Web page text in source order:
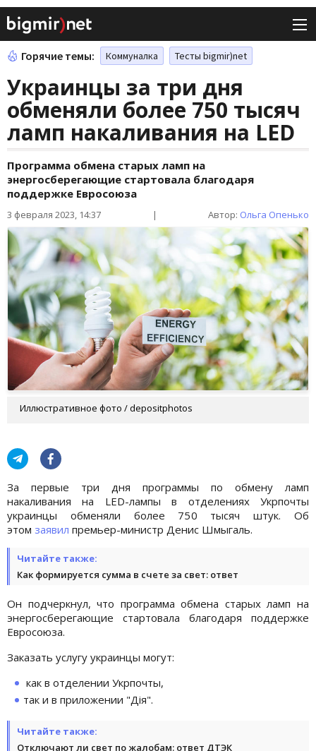
Горячие темы: Коммуналка Тесты bigmir)net
Украинцы за три дня
обменяли более 750 тысяч
ламп накаливания на LED
Программа обмена старых ламп на
энергосберегающие стартовала благодаря
поддержке Евросоюза
3 февраля 2023, 14:37 | Автор: Ольга Опенько
Иллюстративное фото / depositphotos
За первые три дня программы по обмену ламп
накаливания на LED-лампы в отделениях Укрпочты
украинцы обменяли более 750 тысяч штук. Об
этом заявил премьер-министр Денис Шмыгаль.
Читайте также:
Как формируется сумма в счете за свет: ответ
Он подчеркнул, что программа обмена старых ламп на
энергосберегающие стартовала благодаря поддержке
Евросоюза.
Заказать услугу украинцы могут:
как в отделении Укрпочты,
так и в приложении "Дія".
Читайте также:
Отключают ли свет по жалобам: ответ ДТЭК